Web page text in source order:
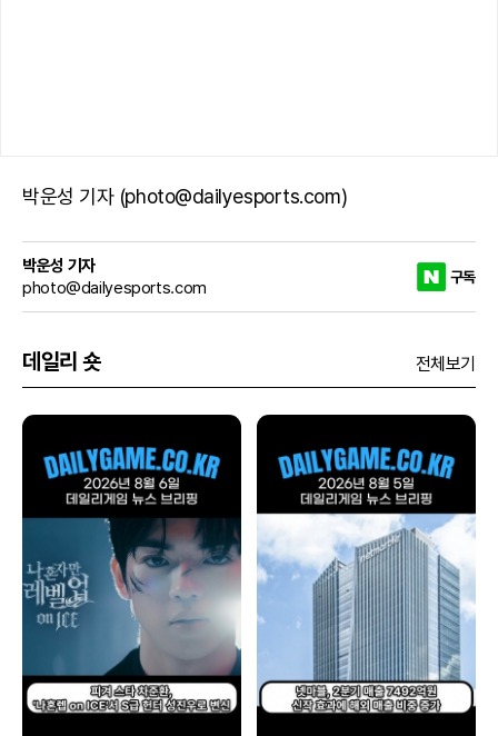
박운성 기자 (photo@dailyesports.com)
박운성 기자
photo@dailyesports.com
구독
데일리 숏 전체보기